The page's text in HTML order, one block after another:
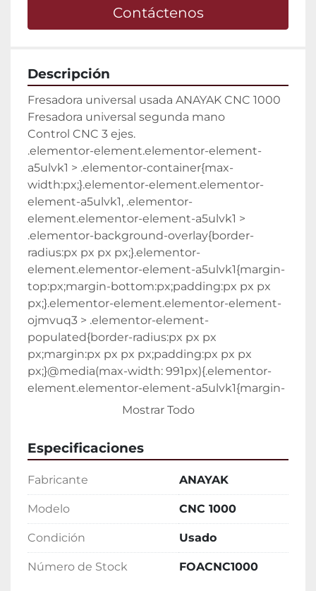
Contáctenos
Descripción
Fresadora universal usada ANAYAK CNC 1000
Fresadora universal segunda mano
Control CNC 3 ejes.
.elementor-element.elementor-element-
a5ulvk1 > .elementor-container{max-
width:px;}.elementor-element.elementor-
element-a5ulvk1, .elementor-
element.elementor-element-a5ulvk1 >
.elementor-background-overlay{border-
radius:px px px px;}.elementor-
element.elementor-element-a5ulvk1{margin-
top:px;margin-bottom:px;padding:px px px
px;}.elementor-element.elementor-element-
ojmvuq3 > .elementor-element-
populated{border-radius:px px px
px;margin:px px px px;padding:px px px
px;}@media(max-width: 991px){.elementor-
element.elementor-element-a5ulvk1{margin-
top:px;margin-bottom:px;padding:px px px
ojmvuq3 > .elementor-element-
populated{margin:px px px px;padding:px px
px px;}}@media(max-width: 767px)
a5ulvk1{margin-top:px;margin-
bottom:px;padding:px px px px;}.elementor-
element.elementor-element-ojmvuq3 >
px px;padding:px px px px;}}
Mostrar Todo
Especificaciones
Fabricante ANAYAK
Modelo CNC 1000
Condición Usado
Número de Stock FOACNC1000